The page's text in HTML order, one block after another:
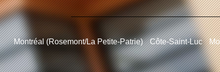
Montréal (Rosemont/La Petite-Patrie) Côte-Saint-Luc